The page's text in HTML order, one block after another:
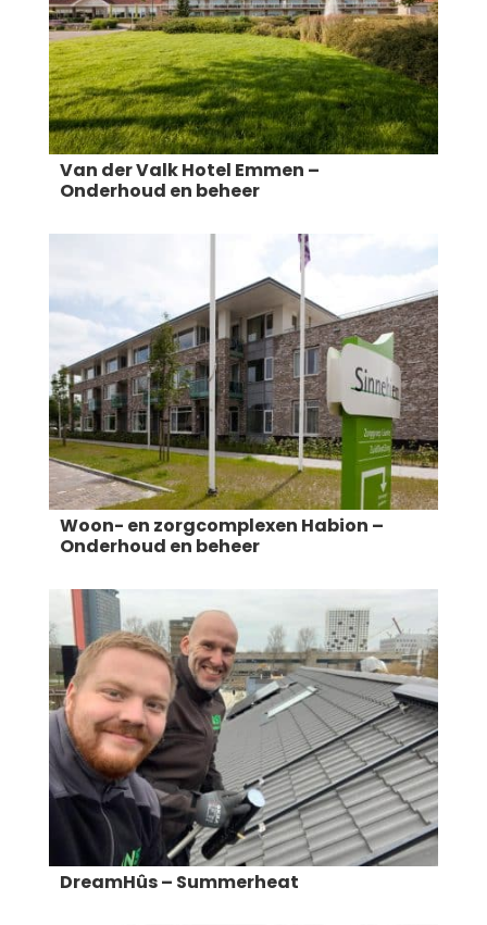
Van der Valk Hotel Emmen –
Onderhoud en beheer
Woon- en zorgcomplexen Habion –
Onderhoud en beheer
DreamHûs – Summerheat